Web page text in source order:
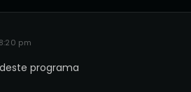
pm
programa